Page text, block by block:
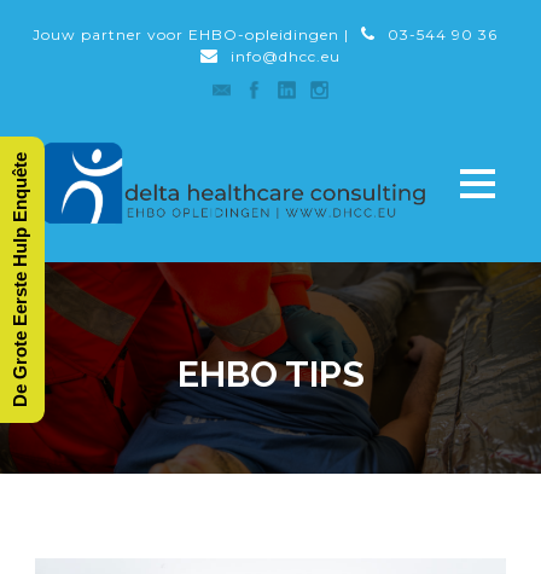
Jouw partner voor EHBO-opleidingen |
03-544 90 36
info@dhcc.eu
EHBO TIPS
De Grote Eerste Hulp Enquête